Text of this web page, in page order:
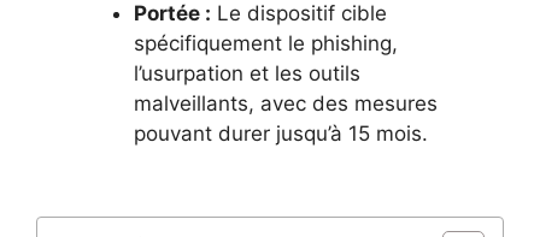
Portée : Le dispositif cible
spécifiquement le phishing,
l’usurpation et les outils
malveillants, avec des mesures
pouvant durer jusqu’à 15 mois.